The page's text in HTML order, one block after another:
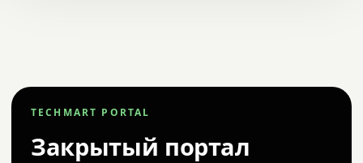
TECHMART PORTAL
Закрытый портал